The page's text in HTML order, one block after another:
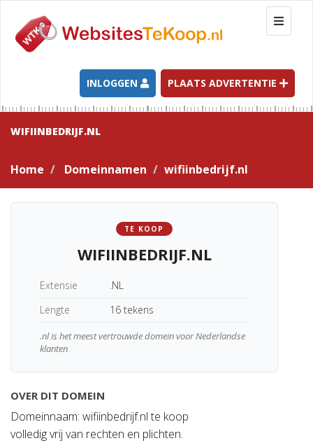
T
o
g
l
e
n
a
t
INLOGGEN PLAATS ADVERTENTIE
WIFIINBEDRIJF.NL
Home Domeinnamen wifiinbedrijf.nl
TE KOOP
WIFIINBEDRIJF.NL
Extensie
.NL
Lengte
16 tekens
.nl is het meest vertrouwde domein voor Nederlandse
klanten
OVER DIT DOMEIN
Domeinnaam: wifiinbedrijf.nl te koop
volledig vrij van rechten en plichten.